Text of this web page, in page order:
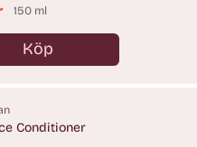
150 ml
Köp
Conditioner